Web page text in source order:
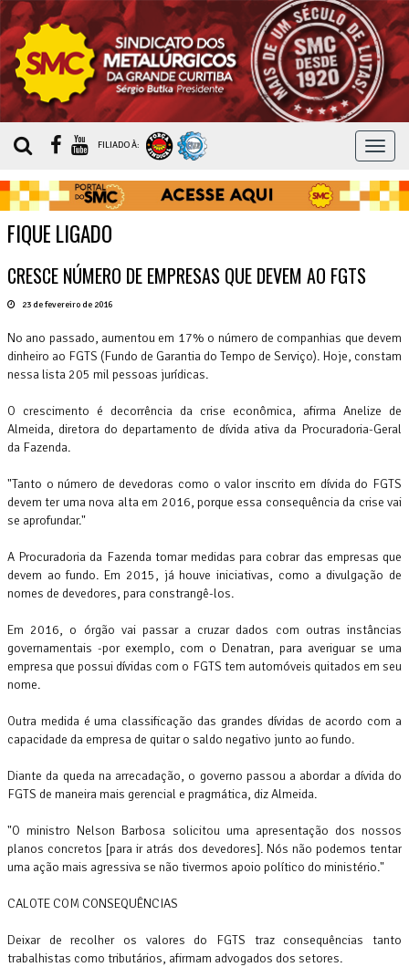
MENU
FILIADO À:
FIQUE LIGADO
CRESCE NÚMERO DE EMPRESAS QUE DEVEM AO FGTS
23 de fevereiro de 2016
No ano passado, aumentou em 17% o número de companhias que devem
dinheiro ao FGTS (Fundo de Garantia do Tempo de Serviço). Hoje, constam
nessa lista 205 mil pessoas jurídicas.
O crescimento é decorrência da crise econômica, afirma Anelize de
Almeida, diretora do departamento de dívida ativa da Procuradoria-Geral
da Fazenda.
"Tanto o número de devedoras como o valor inscrito em dívida do FGTS
devem ter uma nova alta em 2016, porque essa consequência da crise vai
se aprofundar."
A Procuradoria da Fazenda tomar medidas para cobrar das empresas que
devem ao fundo. Em 2015, já houve iniciativas, como a divulgação de
nomes de devedores, para constrangê-los.
Em 2016, o órgão vai passar a cruzar dados com outras instâncias
governamentais -por exemplo, com o Denatran, para averiguar se uma
empresa que possui dívidas com o FGTS tem automóveis quitados em seu
nome.
Outra medida é uma classificação das grandes dívidas de acordo com a
capacidade da empresa de quitar o saldo negativo junto ao fundo.
Diante da queda na arrecadação, o governo passou a abordar a dívida do
FGTS de maneira mais gerencial e pragmática, diz Almeida.
"O ministro Nelson Barbosa solicitou uma apresentação dos nossos
planos concretos [para ir atrás dos devedores]. Nós não podemos tentar
uma ação mais agressiva se não tivermos apoio político do ministério."
CALOTE COM CONSEQUÊNCIAS
Deixar de recolher os valores do FGTS traz consequências tanto
trabalhistas como tributários, afirmam advogados dos setores.